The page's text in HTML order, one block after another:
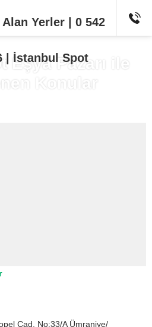
Eşya Pazarı ile
Konular
Cad. No:33/A Ümraniye/